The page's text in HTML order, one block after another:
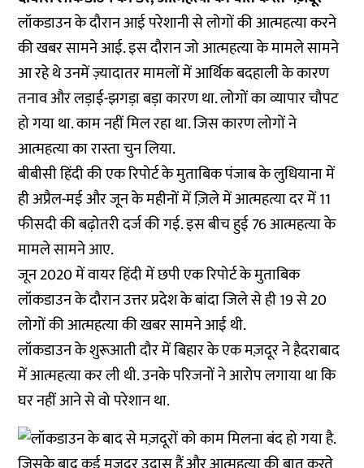
लॉकडाउन के दौरान आई परेशानी से लोगों की आत्महत्या करने
की खबर सामने आई. इस दौरान जो आत्महत्या के मामले सामने
आ रहे थे उनमें ज़्यादातर मामलों में आर्थिक बदहाली के कारण
तनाव और लड़ाई-झगड़ा बड़ा कारण था. लोगों का व्यापार चौपट
हो गया था. काम नहीं मिल रहा था. जिस कारण लोगों ने
आत्महत्या का रास्ता चुन लिया.
बीबीसी हिंदी की एकरिपोर्टके मुताबिक पंजाब के लुधियाना में
ही अप्रैल-मई और जून के महीनों में ज़िले में आत्महत्या दर में 11
फीसदी की बढ़ोतरी दर्ज की गई. इस बीच हुई 76 आत्महत्या के
मामले सामने आए.
जून 2020 में वायर हिंदी में छपी एकरिपोर्टके मुताबिक
लॉकडाउन के दौरान उत्तर प्रदेश के बांदा जिले से ही 19 से 20
लोगों की आत्महत्या की खबर सामने आई थी.
लॉकडाउन के शुरूआती दौर में बिहार के एक मज़दूर ने हैदराबाद
मेंआत्महत्याकर ली थी. उनके परिजनों ने आरोप लगाया था कि
घर नहीं आने से वो परेशान था.